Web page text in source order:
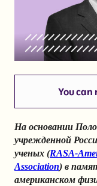
You
На основании
учрежденной
ученых (RASA-
Association) в
американскoм